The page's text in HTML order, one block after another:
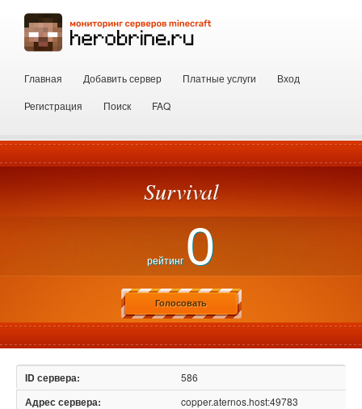
Главная Добавить сервер Платные услуги
Вход
Регистрация
Поиск FAQ
Survival
рейтинг 0
Голосовать
586
copper.aternos.host:49783